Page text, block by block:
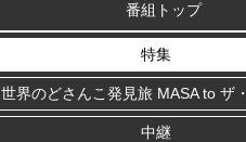
番組トップ
特集
世界のどさんこ発見旅 MASA to ザ
中継